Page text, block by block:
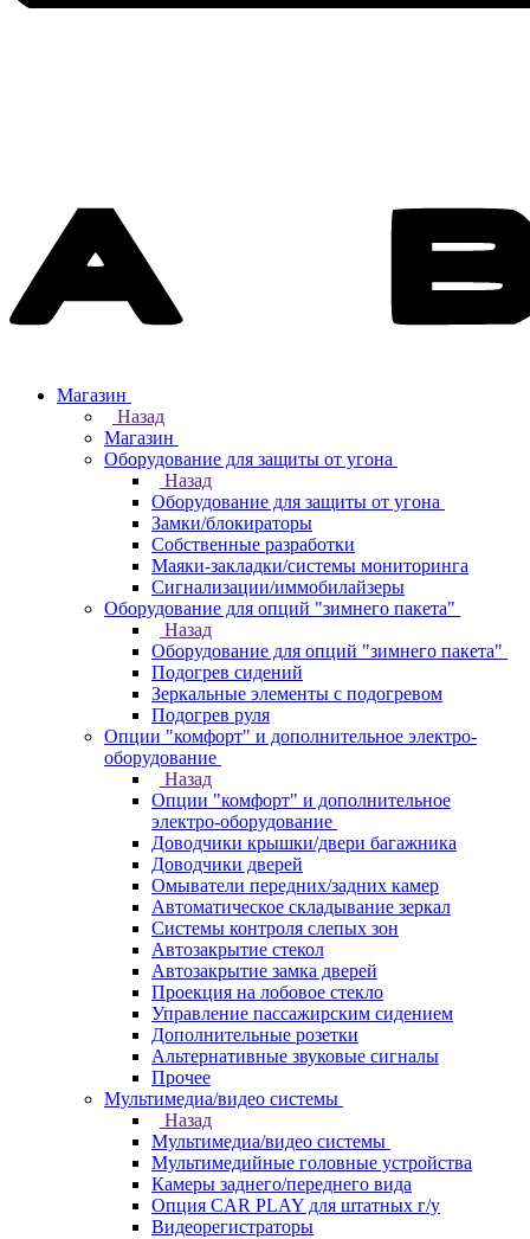
Магазин
Назад
Магазин
Оборудование для защиты от угона
Назад
Оборудование для защиты от угона
Замки/блокираторы
Собственные разработки
Маяки-закладки/системы мониторинга
Сигнализации/иммобилайзеры
Оборудование для опций "зимнего пакета"
Назад
Оборудование для опций "зимнего пакета"
Подогрев сидений
Зеркальные элементы с подогревом
Подогрев руля
Опции "комфорт" и дополнительное электро-
оборудование
Назад
Опции "комфорт" и дополнительное
электро-оборудование
Доводчики крышки/двери багажника
Доводчики дверей
Омыватели передних/задних камер
Автоматическое складывание зеркал
Системы контроля слепых зон
Автозакрытие стекол
Автозакрытие замка дверей
Проекция на лобовое стекло
Управление пассажирским сидением
Дополнительные розетки
Альтернативные звуковые сигналы
Прочее
Мультимедиа/видео системы
Назад
Мультимедиа/видео системы
Мультимедийные головные устройства
Камеры заднего/переднего вида
Опция CAR PLAY для штатных г/у
Видеорегистраторы